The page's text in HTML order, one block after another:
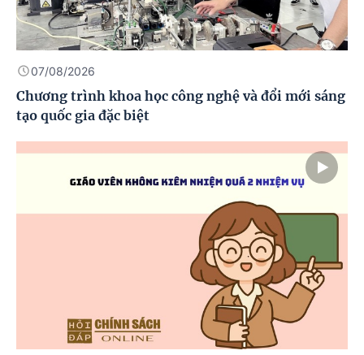
07/08/2026
Chương trình khoa học công nghệ và đổi mới sáng
tạo quốc gia đặc biệt